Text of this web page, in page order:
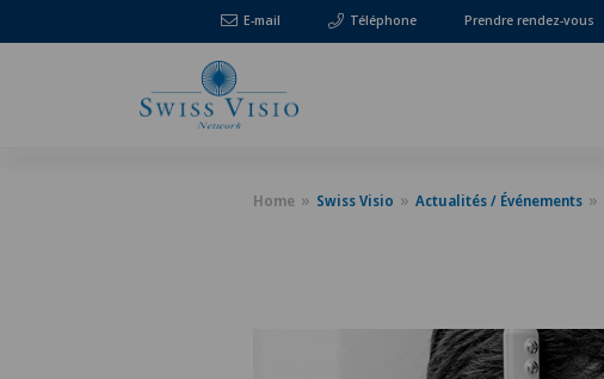
E-mail Téléphone Prendre rendez-vous
Home Swiss Visio Actualités / Événements